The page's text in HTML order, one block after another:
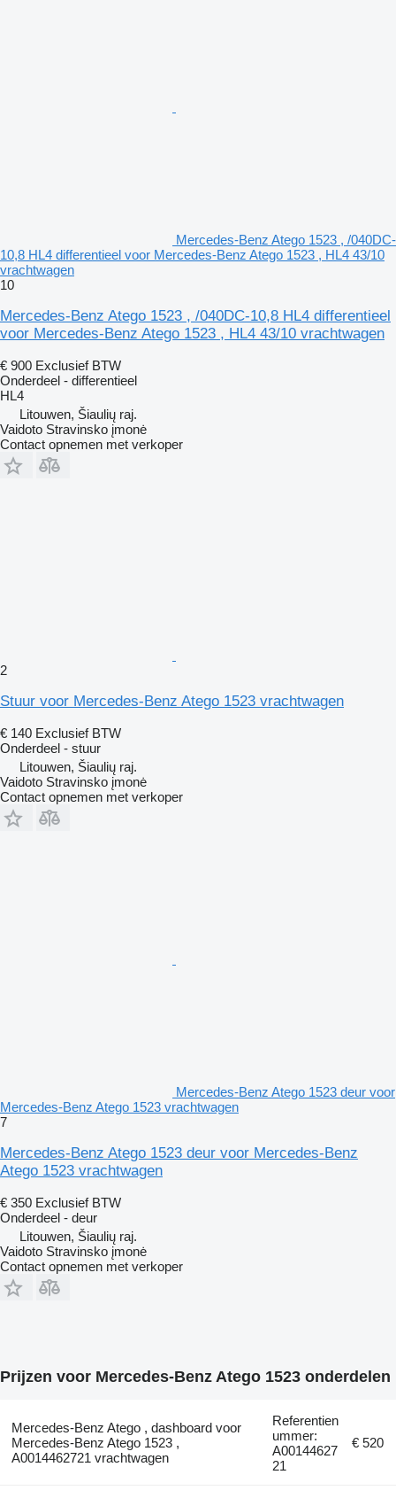
Mercedes-Benz Atego 1523 , /040DC-
10,8 HL4 differentieel voor Mercedes-Benz Atego 1523 , HL4 43/10
vrachtwagen
10
Mercedes-Benz Atego 1523 , /040DC-10,8 HL4 differentieel
voor Mercedes-Benz Atego 1523 , HL4 43/10 vrachtwagen
€ 900 Exclusief BTW
Onderdeel - differentieel
HL4
Litouwen, Šiaulių raj.
Vaidoto Stravinsko įmonė
Contact opnemen met verkoper
2
Stuur voor Mercedes-Benz Atego 1523 vrachtwagen
€ 140 Exclusief BTW
Onderdeel - stuur
Litouwen, Šiaulių raj.
Vaidoto Stravinsko įmonė
Contact opnemen met verkoper
Mercedes-Benz Atego 1523 deur voor
Mercedes-Benz Atego 1523 vrachtwagen
7
Mercedes-Benz Atego 1523 deur voor Mercedes-Benz
Atego 1523 vrachtwagen
€ 350 Exclusief BTW
Onderdeel - deur
Litouwen, Šiaulių raj.
Vaidoto Stravinsko įmonė
Contact opnemen met verkoper
Prijzen voor Mercedes-Benz Atego 1523 onderdelen
Mercedes-Benz Atego , dashboard voor
Mercedes-Benz Atego 1523 ,
A0014462721 vrachtwagen
Referentien
ummer:
A00144627
21
€ 520